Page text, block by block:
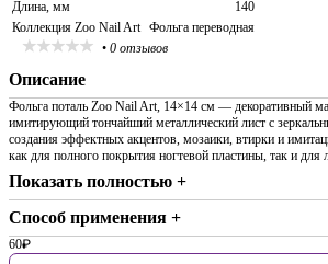
Длина, мм
140
Коллекция Zoo Nail Art Фольга переводная
• 0 отзывов
Описание
Фольга поталь Zoo Nail Art, 14×14 см — декоративный
имитирующий тончайший металлический лист с
создания эффектных акцентов, мозаики, втирки и
как для полного покрытия ногтевой пластины, так и для
Показать полностью +
Способ применения +
60₽